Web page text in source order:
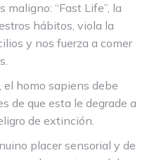
maligno: “Fast Life”, la
hábitos, viola la
y nos fuerza a comer
el homo sapiens debe
de que esta le degrade a
de extinción.
placer sensorial y de